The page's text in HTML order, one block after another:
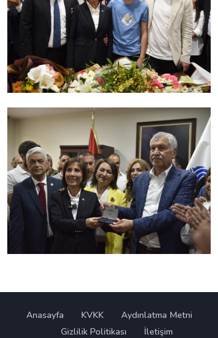
Anasayfa KVKK
Aydınlatma Metni
Gizlilik Politikası
İletişim